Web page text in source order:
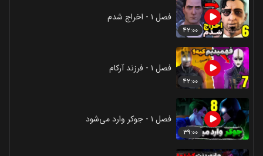
۴۲:۰۰
فصل ۱ - اخراج شدم
۴۲:۰۰
فصل ۱ - فرزند آرکام
۳۹:۰۰
فصل ۱ - جوکر وارد می‌شود